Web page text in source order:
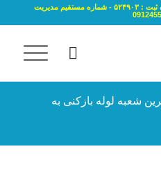
شرکت پگاه تهران پارسه جام با شماره ثبت : ۵۲۴۹۰۳ - شماره مستقیم مدیریت
شعبه لوله بازکنی به